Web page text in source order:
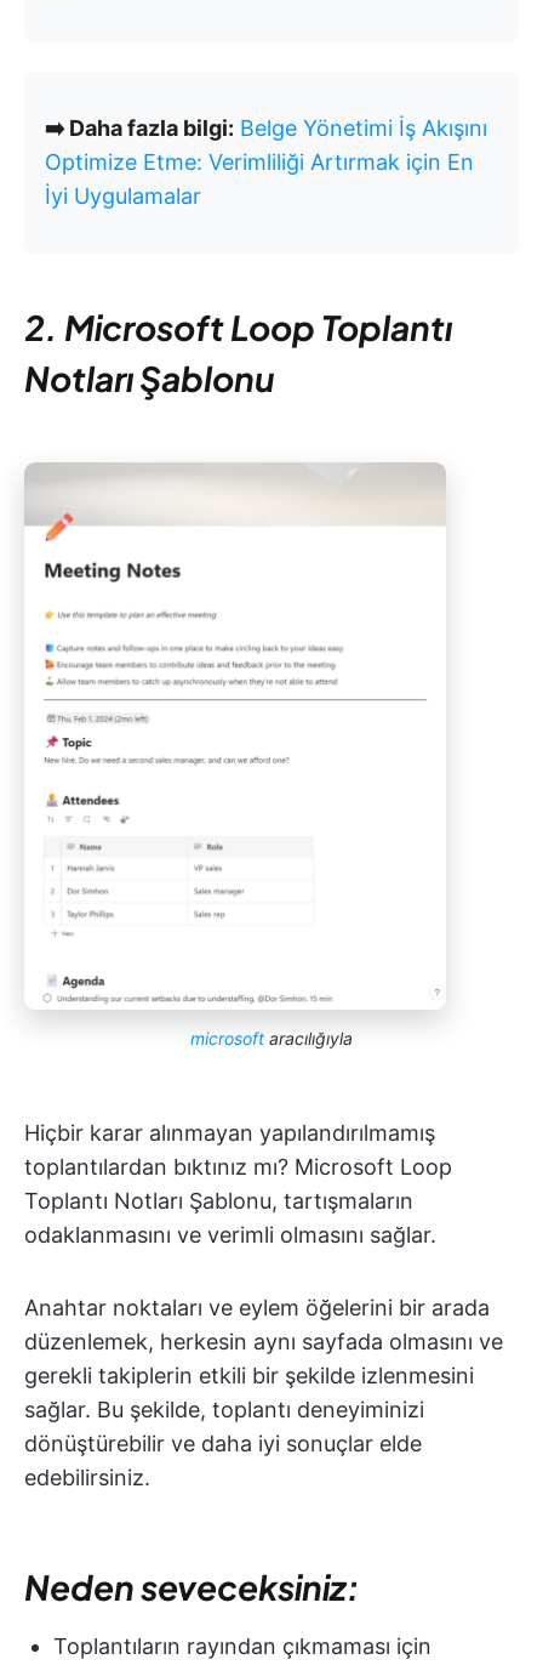
➡️ Daha fazla bilgi: Belge Yönetimi İş Akışını
Optimize Etme: Verimliliği Artırmak için En
İyi Uygulamalar
2. Microsoft Loop Toplantı
Notları Şablonu
microsoft aracılığıyla
Hiçbir karar alınmayan yapılandırılmamış
toplantılardan bıktınız mı? Microsoft Loop
Toplantı Notları Şablonu, tartışmaların
odaklanmasını ve verimli olmasını sağlar.
Anahtar noktaları ve eylem öğelerini bir arada
düzenlemek, herkesin aynı sayfada olmasını ve
gerekli takiplerin etkili bir şekilde izlenmesini
sağlar. Bu şekilde, toplantı deneyiminizi
dönüştürebilir ve daha iyi sonuçlar elde
edebilirsiniz.
Neden seveceksiniz:
Toplantıların rayından çıkmaması için